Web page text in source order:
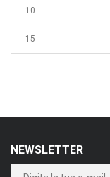
10
15
NEWSLETTER